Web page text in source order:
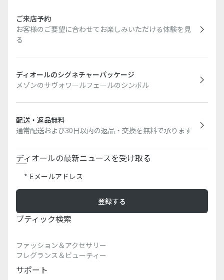
ご来店予約
お客様のご要望に合わせてお楽しみいただける体験を見
る
ディオールのシグネチャーパッケージ
メゾンのサヴォワールフェールのシンボル
配送・返品無料
通常配送および30日以内の返品・交換を無料で承ります
ディオールの最新ニュースを受け取る
Eメールアドレス
登録する
ブティック検索​
ファッション＆アクセサリー
フレグランス＆ビューティー
サポート